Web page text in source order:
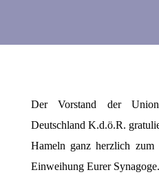
Der Vorstand der
Deutschland K.d.ö.R.
Hameln ganz herzlich zum
Einweihung Eurer Synagoge.